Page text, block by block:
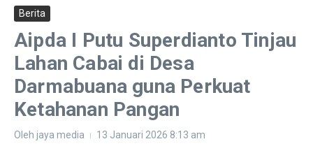
Berita
Aipda I Putu Superdianto Tinjau
Lahan Cabai di Desa
Darmabuana guna Perkuat
Ketahanan Pangan
Oleh jaya media 13 Januari 2026 8:13 am